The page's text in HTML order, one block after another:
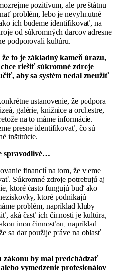
pozitívum, ale pre štátnu
problém, lebo je nevyhnutné
ich budeme identifikovať, na
od súkromných darcov adresne
podporovali kultúru.
to je základný kameň úrazu,
riešiť súkromné zdroje
aby sa systém nedal zneužiť
ustanovenie, že podpora
galérie, knižnice a orchestre,
na to máme informácie.
presne identifikovať, čo sú
inštitúcie.
spravodlivé…
financií na tom, že vieme
Súkromné zdroje potrebujú aj
ktoré často fungujú buď ako
ktoré podnikajú
problém, napríklad kluby
aká časť ich činnosti je kultúra,
inou činnosťou, napríklad
sa dar použije práve na oblasť
zákonu by mal predchádzať
vymedzenie profesionálov